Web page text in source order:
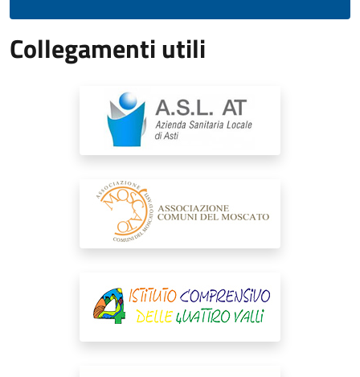
Collegamenti utili